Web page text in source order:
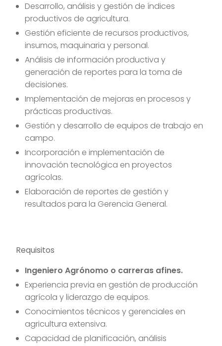
Desarrollo, análisis y gestión de índices
productivos de agricultura.
Gestión eficiente de recursos productivos,
insumos, maquinaria y personal.
Análisis de información productiva y
generación de reportes para la toma de
decisiones.
Implementación de mejoras en procesos y
prácticas productivas.
Gestión y desarrollo de equipos de trabajo en
campo.
Incorporación e implementación de
innovación tecnológica en proyectos
agrícolas.
Elaboración de reportes de gestión y
resultados para la Gerencia General.
Requisitos
Ingeniero Agrónomo o carreras afines.
Experiencia previa en gestión de producción
agrícola y liderazgo de equipos.
Conocimientos técnicos y gerenciales en
agricultura extensiva.
Capacidad de planificación, análisis